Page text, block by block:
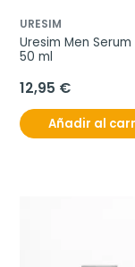
URESIM
Uresim Men Serum
50 ml
12,95 €
Añadir al